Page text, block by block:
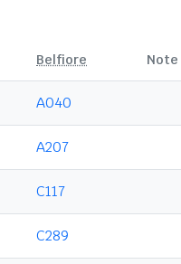
Belfiore Note
A040
A207
C117
C289